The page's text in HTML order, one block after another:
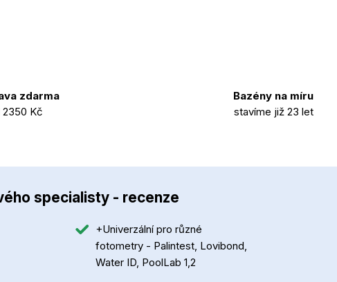
zdarma
2350 Kč
Bazény na míru
stavíme již 23 let
specialisty - recenze
+Univerzální pro různé
fotometry - Palintest, Lovibond,
Water ID, PoolLab 1,2